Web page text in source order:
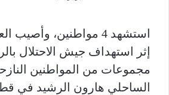
استشهد 4 مواطنين،
إثر استهداف جيش الاحتلال
مجموعات من المواطنين
الساحلي هارون الرشيد في